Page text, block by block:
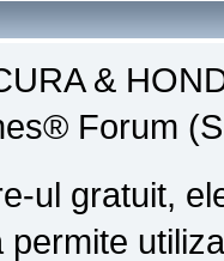
&
Forum
ul gratuit,
permite